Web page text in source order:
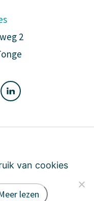
2
van cookies
lezen